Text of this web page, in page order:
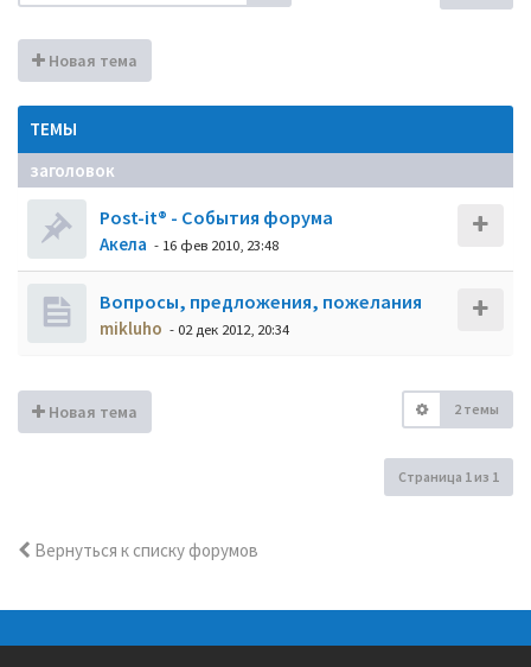
Новая тема
ТЕМЫ
заголовок
Post-it® - События форума
Акела - 16 фев 2010, 23:48
Вопросы, предложения, пожелания
mikluho - 02 дек 2012, 20:34
Новая тема 2 темы
Страница 1из 1
Вернуться к списку форумов